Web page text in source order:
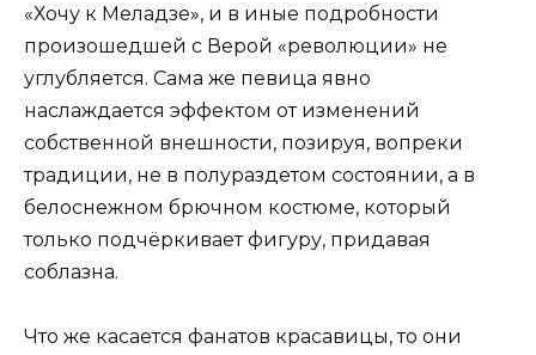
«Хочу к Меладзе», и в иные подробности
произошедшей с Верой «революции» не
углубляется. Сама же певица явно
наслаждается эффектом от изменений
собственной внешности, позируя, вопреки
традиции, не в полураздетом состоянии, а в
белоснежном брючном костюме, который
только подчёркивает фигуру, придавая
соблазна.
Что же касается фанатов красавицы, то они